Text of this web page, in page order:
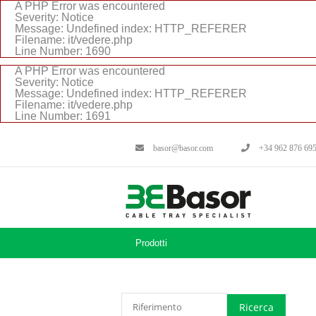
A PHP Error was encountered
Severity: Notice
Message: Undefined index: HTTP_REFERER
Filename: it/vedere.php
Line Number: 1690
A PHP Error was encountered
Severity: Notice
Message: Undefined index: HTTP_REFERER
Filename: it/vedere.php
Line Number: 1691
basor@basor.com +34 962 876 695
Prodotti